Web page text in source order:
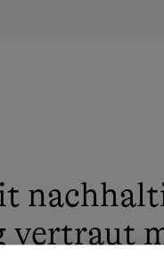
vertraut